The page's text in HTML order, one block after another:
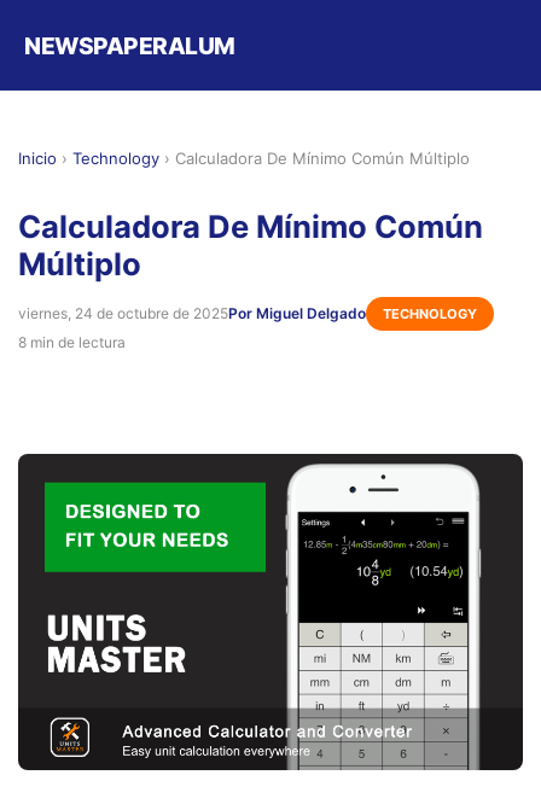
NEWSPAPERALUM
Inicio › Technology › Calculadora De Mínimo Común Múltiplo
Calculadora De Mínimo Común
Múltiplo
viernes, 24 de octubre de 2025Por Miguel Delgado TECHNOLOGY
8 min de lectura